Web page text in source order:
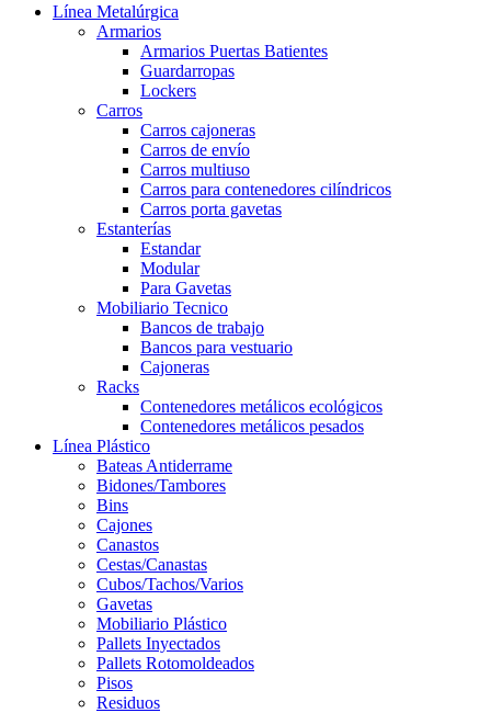
Línea Metalúrgica
Armarios
Armarios Puertas Batientes
Guardarropas
Lockers
Carros
Carros cajoneras
Carros de envío
Carros multiuso
Carros para contenedores cilíndricos
Carros porta gavetas
Estanterías
Estandar
Modular
Para Gavetas
Mobiliario Tecnico
Bancos de trabajo
Bancos para vestuario
Cajoneras
Racks
Contenedores metálicos ecológicos
Contenedores metálicos pesados
Línea Plástico
Bateas Antiderrame
Bidones/Tambores
Bins
Cajones
Canastos
Cestas/Canastas
Cubos/Tachos/Varios
Gavetas
Mobiliario Plástico
Pallets Inyectados
Pallets Rotomoldeados
Pisos
Residuos